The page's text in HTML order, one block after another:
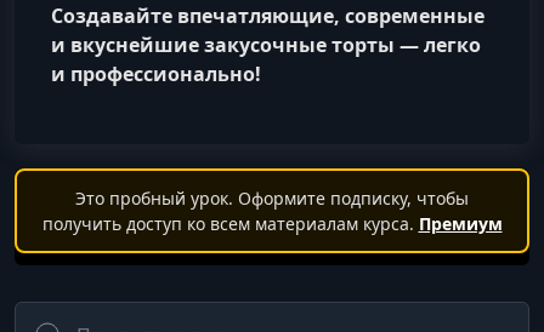
Создавайте впечатляющие, современные
и вкуснейшие закусочные торты — легко
и профессионально!
Это пробный урок. Оформите подписку, чтобы
получить доступ ко всем материалам курса. Премиум
Поиск